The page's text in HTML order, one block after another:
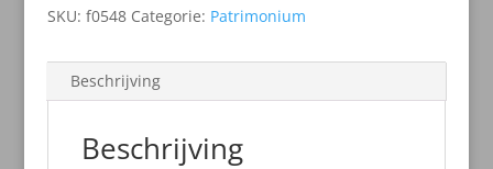
SKU: f0548 Categorie: Patrimonium
Beschrijving
Beschrijving